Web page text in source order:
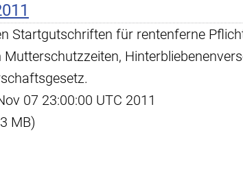
Startgutschriften für rentenferne
07 23:00:00 UTC 2011
MB)